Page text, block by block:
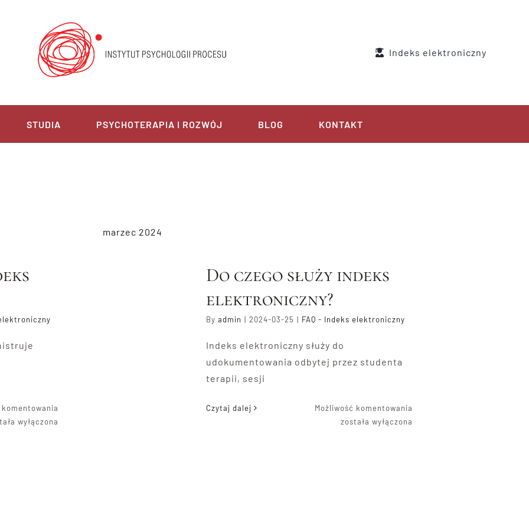
Indeks elektroniczny
STUDIA PSYCHOTERAPIA I ROZWÓJ BLOG KONTAKT
marzec 2024
komentowania
wyłączona
Do czego służy indeks
elektroniczny?
By admin | 2024-03-25 | FAQ - Indeks elektroniczny
Indeks elektroniczny służy do
udokumentowania odbytej przez studenta
terapii, sesji
Czytaj dalej Możliwość komentowania
została wyłączona